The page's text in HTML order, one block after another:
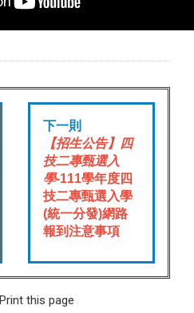
下一則
【招生公告】四
技二專甄選入
學-111學年度四
技二專甄選入學
(統一分發)網路
報到注意事項
Print this page